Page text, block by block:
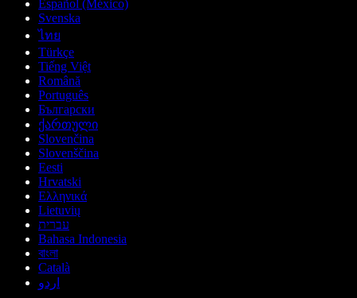
Español (México)
Svenska
ไทย
Türkçe
Tiếng Việt
Română
Português
Български
ქართული
Slovenčina
Slovenščina
Eesti
Hrvatski
Ελληνικά
Lietuvių
עברית
Bahasa Indonesia
বাংলা
Català
اردو